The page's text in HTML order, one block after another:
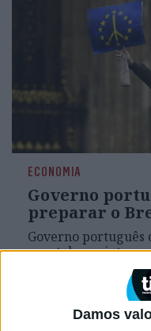
Damos
ECONOMIA
Governo
preparar o
Governo
acautelar os
May invocar o